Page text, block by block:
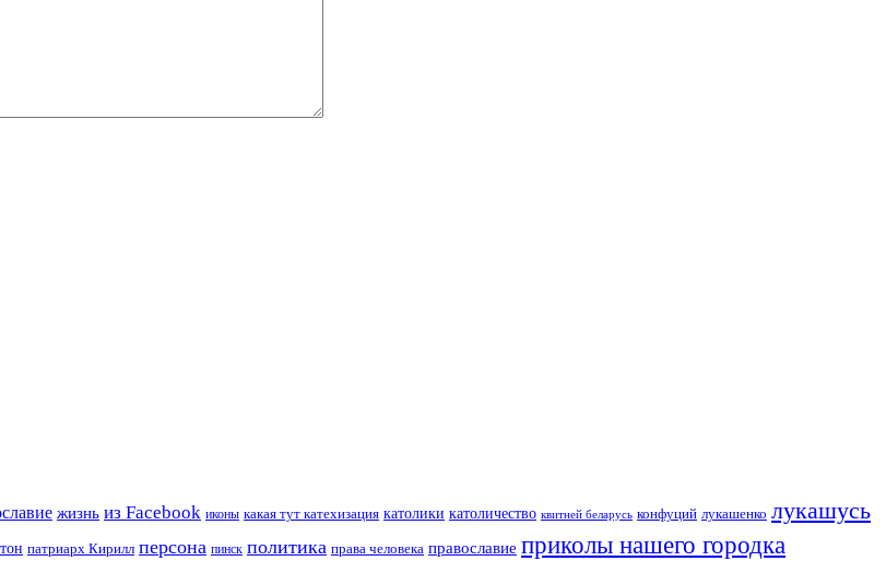
жизнь из Facebook иконы какая тут катехизация католики католичество квитней беларусь конфуций лукашенко лукашусь
патриарх Кирилл персона пинск политика права человека православие приколы нашего городка